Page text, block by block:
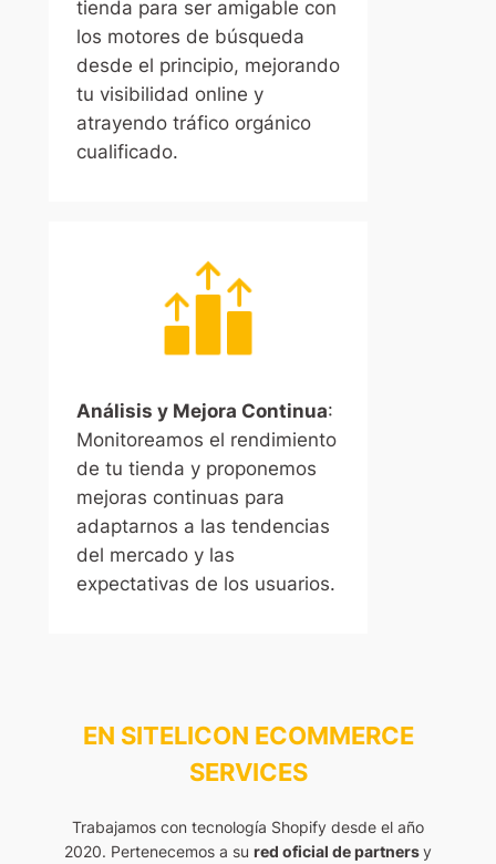
tienda para ser amigable con
los motores de búsqueda
desde el principio, mejorando
tu visibilidad online y
atrayendo tráfico orgánico
cualificado.
Análisis y Mejora Continua:
Monitoreamos el rendimiento
de tu tienda y proponemos
mejoras continuas para
adaptarnos a las tendencias
del mercado y las
expectativas de los usuarios.
EN SITELICON ECOMMERCE
SERVICES
Trabajamos con tecnología Shopify desde el año
2020. Pertenecemos a su red oficial de partnersy